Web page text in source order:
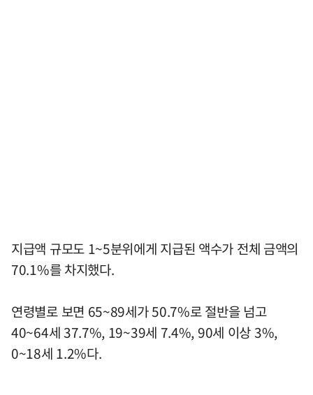
지급액 규모도 1~5분위에게 지급된 액수가 전체 금액의
70.1%를 차지했다.
연령별로 보면 65~89세가 50.7%로 절반을 넘고
40~64세 37.7%, 19~39세 7.4%, 90세 이상 3%,
0~18세 1.2%다.